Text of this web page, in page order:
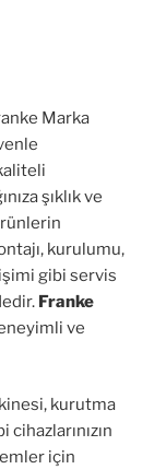
Marka
şıklık ve
kurulumu,
gibi servis
Franke
ve
kurutma
cihazlarınızın
için